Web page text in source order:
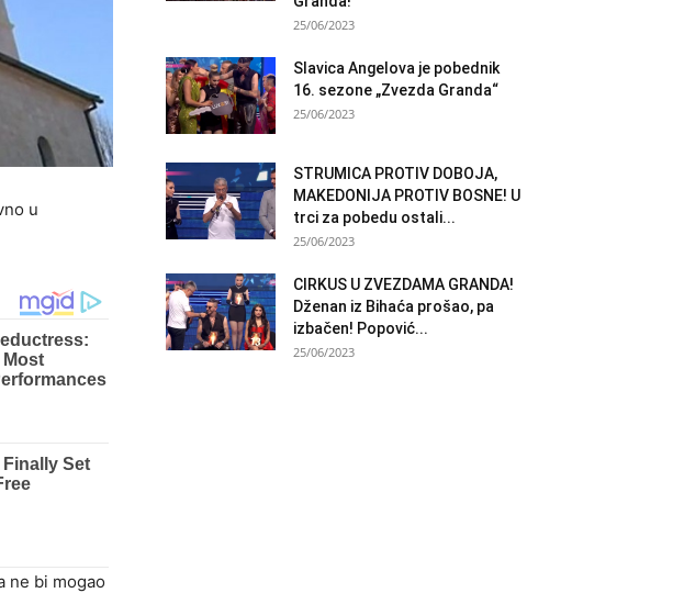
u
ne bi mogao
25/06/2023
Slavica Angelova je pobednik
16. sezone „Zvezda Granda“
25/06/2023
STRUMICA PROTIV DOBOJA,
MAKEDONIJA PROTIV BOSNE! U
trci za pobedu ostali...
25/06/2023
CIRKUS U ZVEZDAMA GRANDA!
Dženan iz Bihaća prošao, pa
izbačen! Popović...
25/06/2023